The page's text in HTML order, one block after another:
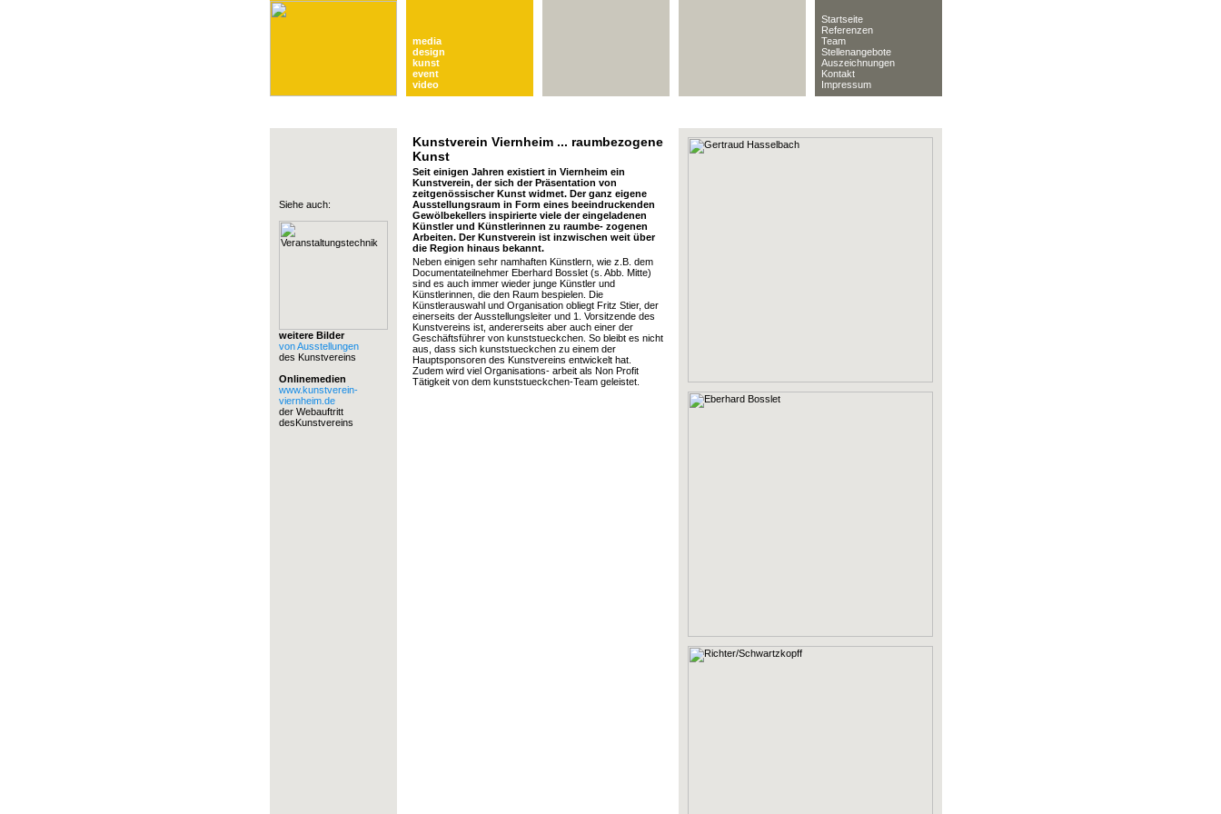
media
design
kunst
event
video
Startseite
Referenzen
Team
Stellenangebote
Auszeichnungen
Kontakt
Impressum
Siehe auch:
weitere Bilder
von Ausstellungen
des Kunstvereins
Onlinemedien
www.kunstverein-
viernheim.de
der Webauftritt
desKunstvereins
Kunstverein Viernheim ... raumbezogene
Kunst
Seit einigen Jahren existiert in Viernheim ein
Kunstverein, der sich der Präsentation von
zeitgenössischer Kunst widmet. Der ganz eigene
Ausstellungsraum in Form eines beeindruckenden
Gewölbekellers inspirierte viele der eingeladenen
Künstler und Künstlerinnen zu raumbe- zogenen
Arbeiten. Der Kunstverein ist inzwischen weit über
die Region hinaus bekannt.
Neben einigen sehr namhaften Künstlern, wie z.B. dem
Documentateilnehmer Eberhard Bosslet (s. Abb. Mitte)
sind es auch immer wieder junge Künstler und
Künstlerinnen, die den Raum bespielen. Die
Künstlerauswahl und Organisation obliegt Fritz Stier, der
einerseits der Ausstellungsleiter und 1. Vorsitzende des
Kunstvereins ist, andererseits aber auch einer der
Geschäftsführer von kunststueckchen. So bleibt es nicht
aus, dass sich kunststueckchen zu einem der
Hauptsponsoren des Kunstvereins entwickelt hat.
Zudem wird viel Organisations- arbeit als Non Profit
Tätigkeit von dem kunststueckchen-Team geleistet.